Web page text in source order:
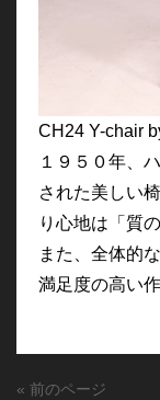
CH24 Y-chair
１９５０年、
された美しい
り心地は「質
また、全体的
満足度の高い作
« 前のページ